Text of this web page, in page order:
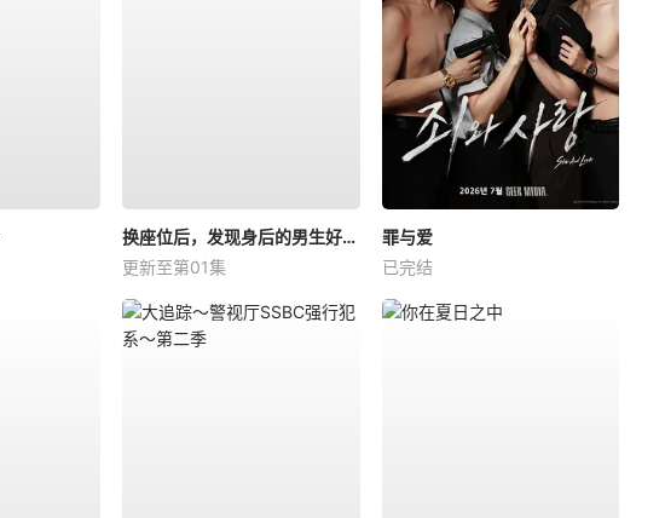
换座位后，发现身后的男生好像喜欢我
更新至第01集
罪与爱
已完结